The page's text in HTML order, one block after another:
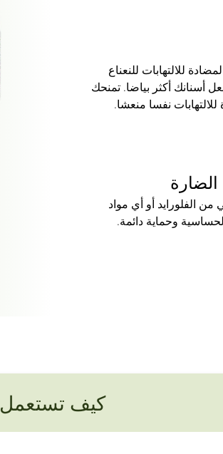
للالتهابات للنعناع
أسنانك أكثر بياضا. تمنحك
نفسا منعشا.
الضارة
الفلورايد أو أي مواد
وحماية دائمة.
كيف تستعمل